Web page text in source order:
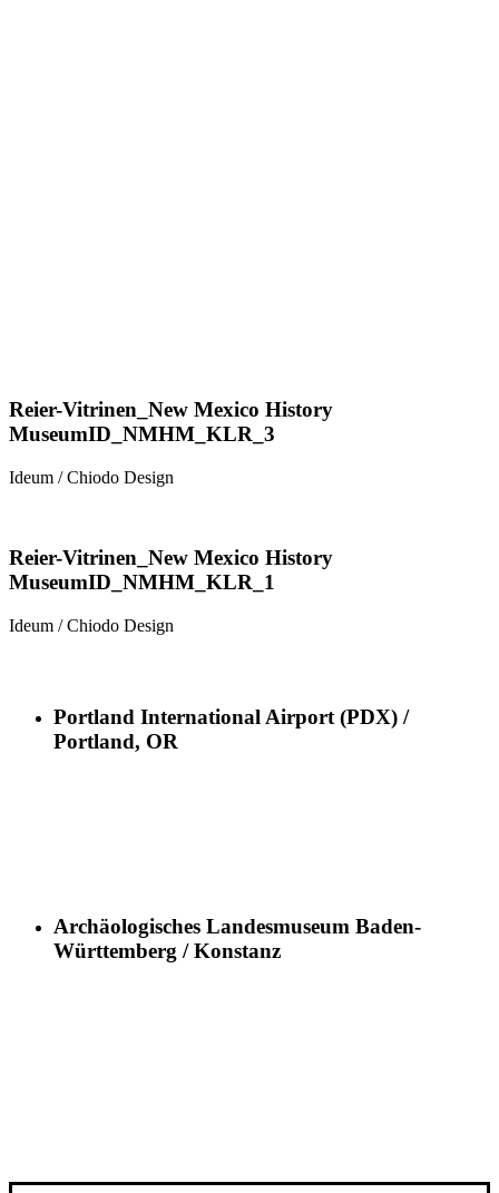
Reier-Vitrinen_New Mexico History
MuseumID_NMHM_KLR_3
Ideum / Chiodo Design
Reier-Vitrinen_New Mexico History
MuseumID_NMHM_KLR_1
Ideum / Chiodo Design
Portland International Airport (PDX) /
Portland, OR
Archäologisches Landesmuseum Baden-
Württemberg / Konstanz